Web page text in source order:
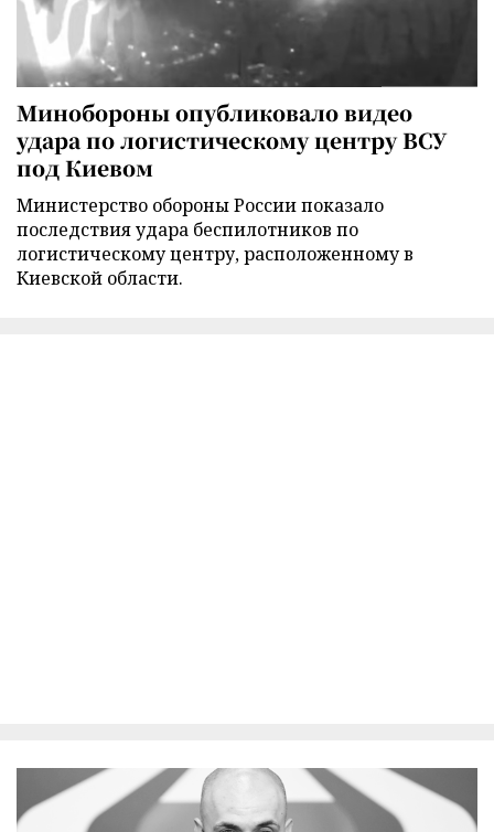
Минобороны опубликовало видео
удара по логистическому центру ВСУ
под Киевом
Министерство обороны России показало
последствия удара беспилотников по
логистическому центру, расположенному в
Киевской области.